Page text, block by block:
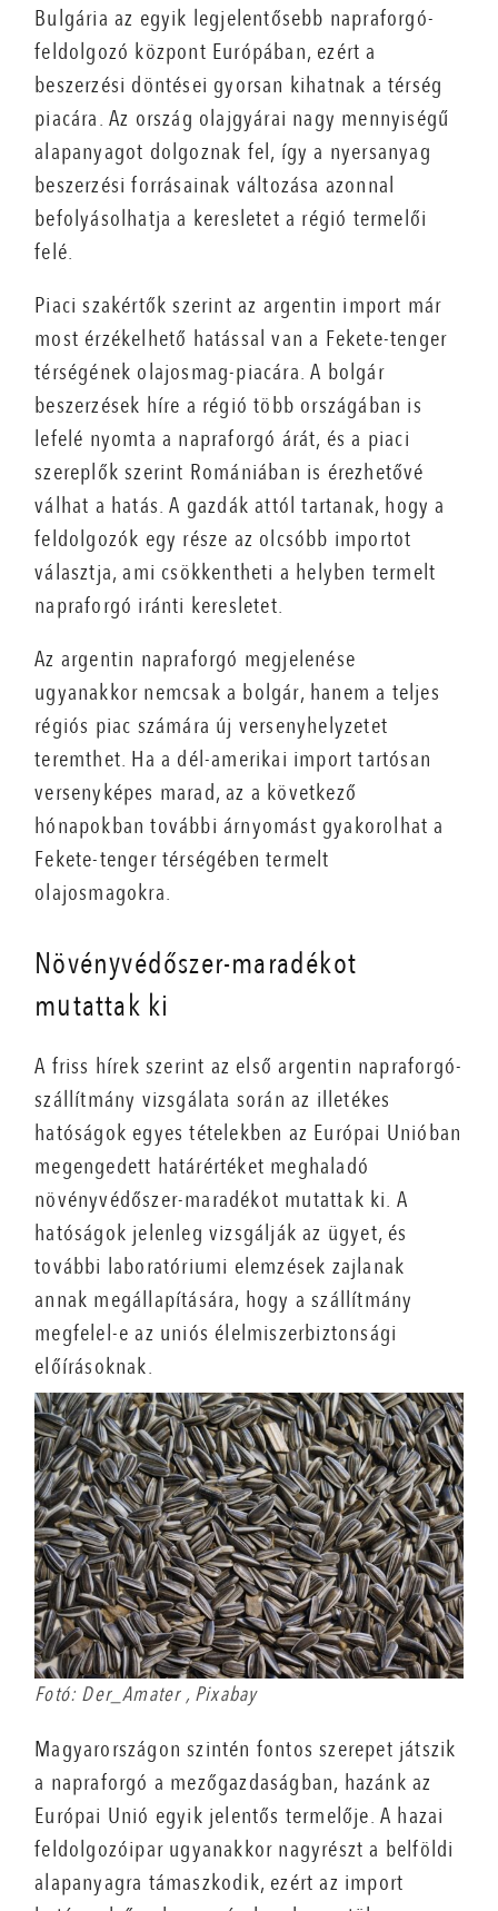
Bulgária az egyik legjelentősebb napraforgó-
feldolgozó központ Európában, ezért a
beszerzési döntései gyorsan kihatnak a térség
piacára. Az ország olajgyárai nagy mennyiségű
alapanyagot dolgoznak fel, így a nyersanyag
beszerzési forrásainak változása azonnal
befolyásolhatja a keresletet a régió termelői
felé.
Piaci szakértők szerint az argentin import már
most érzékelhető hatással van a Fekete-tenger
térségének olajosmag-piacára. A bolgár
beszerzések híre a régió több országában is
lefelé nyomta a napraforgó árát, és a piaci
szereplők szerint Romániában is érezhetővé
válhat a hatás. A gazdák attól tartanak, hogy a
feldolgozók egy része az olcsóbb importot
választja, ami csökkentheti a helyben termelt
napraforgó iránti keresletet.
Az argentin napraforgó megjelenése
ugyanakkor nemcsak a bolgár, hanem a teljes
régiós piac számára új versenyhelyzetet
teremthet. Ha a dél-amerikai import tartósan
versenyképes marad, az a következő
hónapokban további árnyomást gyakorolhat a
Fekete-tenger térségében termelt
olajosmagokra.
Növényvédőszer-maradékot
mutattak ki
A friss hírek szerint az első argentin napraforgó-
szállítmány vizsgálata során az illetékes
hatóságok egyes tételekben az Európai Unióban
megengedett határértéket meghaladó
növényvédőszer-maradékot mutattak ki. A
hatóságok jelenleg vizsgálják az ügyet, és
további laboratóriumi elemzések zajlanak
annak megállapítására, hogy a szállítmány
megfelel-e az uniós élelmiszerbiztonsági
előírásoknak.
Fotó: Der_Amater , Pixabay
Magyarországon szintén fontos szerepet játszik
a napraforgó a mezőgazdaságban, hazánk az
Európai Unió egyik jelentős termelője. A hazai
feldolgozóipar ugyanakkor nagyrészt a belföldi
alapanyagra támaszkodik, ezért az import